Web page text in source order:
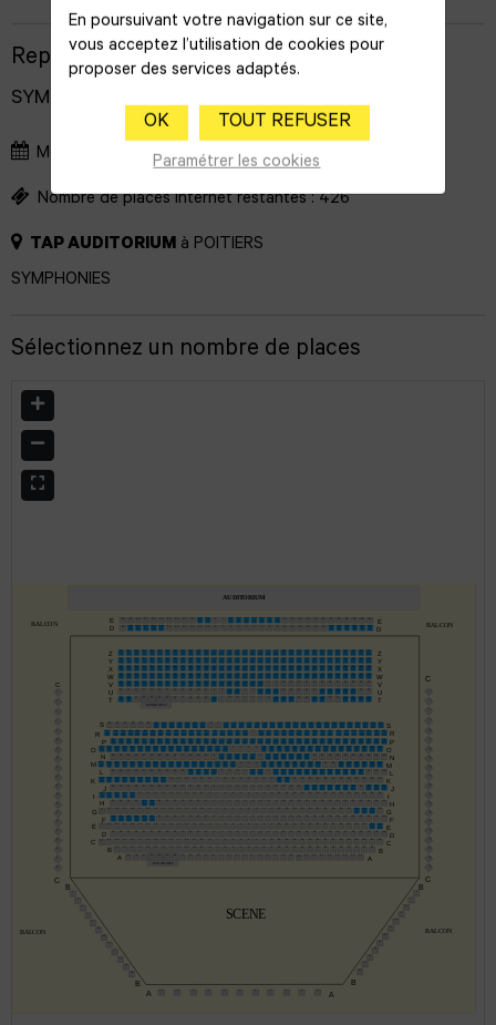
Représentation
SYMPHONIES
Mercredi 10 Mars 2027à20:00 01:40
Nombre de places internet restantes :426
TAP AUDITORIUM à POITIERS
SYMPHONIES
Sélectionnez un nombre de places
AGRANDIR
RÉTRÉCIR
PLEIN ÉCRAN
En poursuivant votre navigation sur ce site,
vous acceptez l’utilisation de cookies pour
proposer des services adaptés.
OK TOUT REFUSER
Paramétrer les cookies